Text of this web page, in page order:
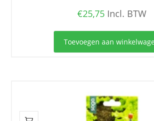
€25,75 Incl. BTW
Toevoegen aan